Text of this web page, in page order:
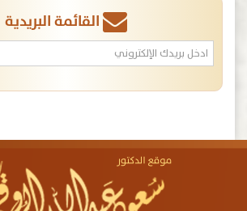
القائمة البريدية